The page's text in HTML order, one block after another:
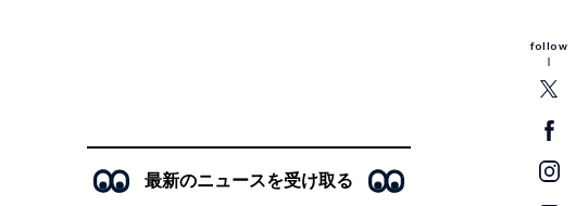
follow
最新のニュースを受け取る